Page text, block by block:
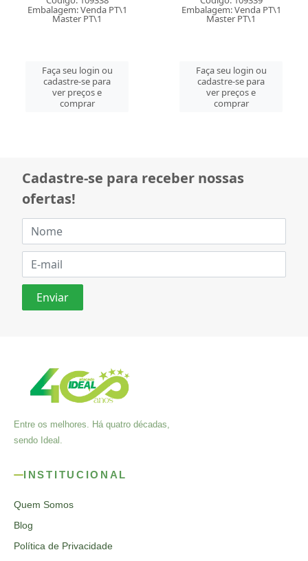
Embalagem: Venda PT\1
Master PT\1
Faça seu login ou
cadastre-se para
ver preços e
comprar
Embalagem: Venda PT\1
Master PT\1
Faça seu login ou
cadastre-se para
ver preços e
comprar
Cadastre-se para receber nossas
ofertas!
Entre os melhores. Há quatro décadas,
sendo Ideal.
INSTITUCIONAL
Quem Somos
Blog
Política de Privacidade